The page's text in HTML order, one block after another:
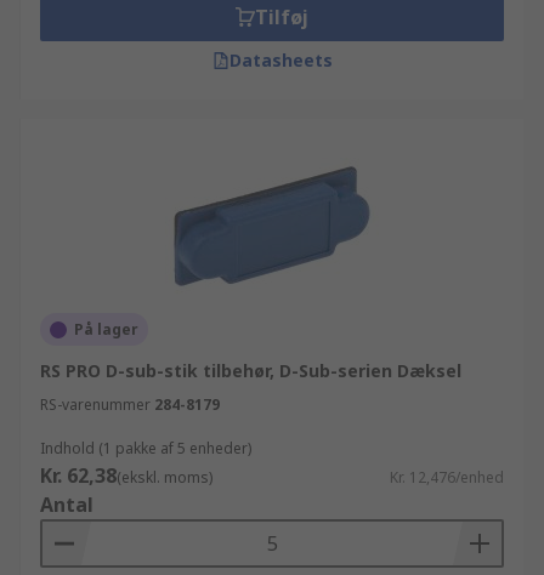
Tilføj
Datasheets
På lager
RS PRO D-sub-stik tilbehør, D-Sub-serien Dæksel
RS-varenummer 284-8179
Indhold (1 pakke af 5 enheder)
Kr. 62,38(ekskl. moms) Kr. 12,476/enhed
Antal